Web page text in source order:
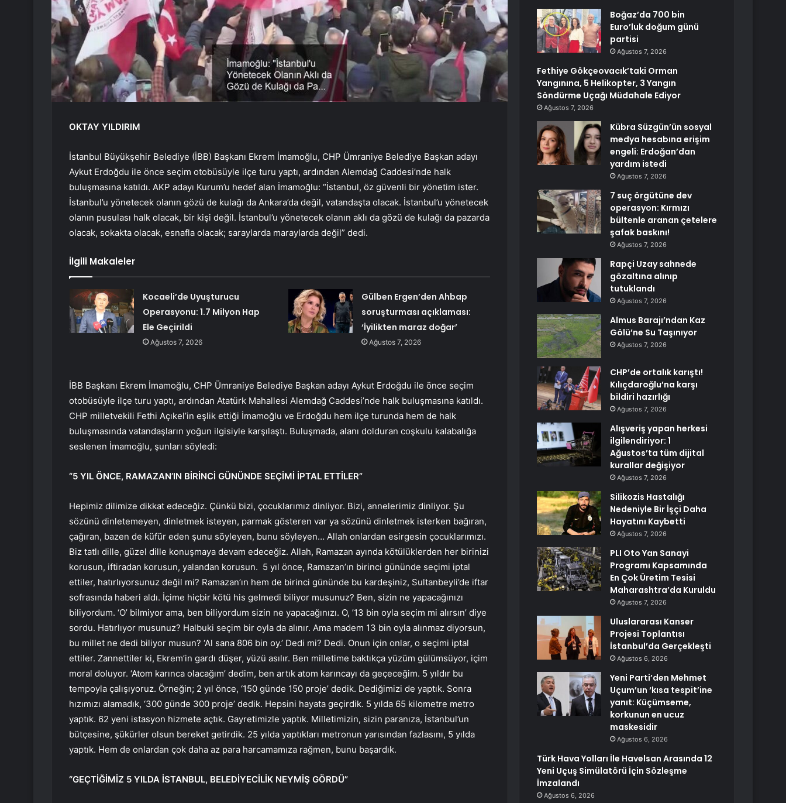
OKTAY YILDIRIM
İstanbul Büyükşehir Belediye (İBB) Başkanı Ekrem İmamoğlu, CHP Ümraniye Belediye Başkan adayı
Aykut Erdoğdu ile önce seçim otobüsüyle ilçe turu yaptı, ardından Alemdağ Caddesi’nde halk
buluşmasına katıldı. AKP adayı Kurum’u hedef alan İmamoğlu: “İstanbul, öz güvenli bir yönetim ister.
İstanbul’u yönetecek olanın gözü de kulağı da Ankara’da değil, vatandaşta olacak. İstanbul’u yönetecek
olanın pusulası halk olacak, bir kişi değil. İstanbul’u yönetecek olanın aklı da gözü de kulağı da pazarda
olacak, sokakta olacak, esnafla olacak; saraylarda maraylarda değil” dedi.
İlgili Makaleler
Kocaeli’de Uyuşturucu
Operasyonu: 1.7 Milyon Hap
Ele Geçirildi
Ağustos 7, 2026
Gülben Ergen’den Ahbap
soruşturması açıklaması:
‘İyilikten maraz doğar’
Ağustos 7, 2026
İBB Başkanı Ekrem İmamoğlu, CHP Ümraniye Belediye Başkan adayı Aykut Erdoğdu ile önce seçim
otobüsüyle ilçe turu yaptı, ardından Atatürk Mahallesi Alemdağ Caddesi’nde halk buluşmasına katıldı.
CHP milletvekili Fethi Açıkel’in eşlik ettiği İmamoğlu ve Erdoğdu hem ilçe turunda hem de halk
buluşmasında vatandaşların yoğun ilgisiyle karşılaştı. Buluşmada, alanı dolduran coşkulu kalabalığa
seslenen İmamoğlu, şunları söyledi:
“5 YIL ÖNCE, RAMAZAN’IN BİRİNCİ GÜNÜNDE SEÇİMİ İPTAL ETTİLER”
Hepimiz dilimize dikkat edeceğiz. Çünkü bizi, çocuklarımız dinliyor. Bizi, annelerimiz dinliyor. Şu
sözünü dinletemeyen, dinletmek isteyen, parmak gösteren var ya sözünü dinletmek isterken bağıran,
çağıran, bazen de küfür eden şunu söyleyen, bunu söyleyen… Allah onlardan esirgesin çocuklarımızı.
Biz tatlı dille, güzel dille konuşmaya devam edeceğiz. Allah, Ramazan ayında kötülüklerden her birinizi
korusun, iftiradan korusun, yalandan korusun. 5 yıl önce, Ramazan’ın birinci gününde seçimi iptal
ettiler, hatırlıyorsunuz değil mi? Ramazan’ın hem de birinci gününde bu kardeşiniz, Sultanbeyli’de iftar
sofrasında haberi aldı. İçime hiçbir kötü his gelmedi biliyor musunuz? Ben, sizin ne yapacağınızı
biliyordum. ‘O’ bilmiyor ama, ben biliyordum sizin ne yapacağınızı. O, ’13 bin oyla seçim mi alırsın’ diye
sordu. Hatırlıyor musunuz? Halbuki seçim bir oyla da alınır. Ama madem 13 bin oyla alınmaz diyorsun,
bu millet ne dedi biliyor musun? ‘Al sana 806 bin oy.’ Dedi mi? Dedi. Onun için onlar, o seçimi iptal
ettiler. Zannettiler ki, Ekrem’in gardı düşer, yüzü asılır. Ben milletime baktıkça yüzüm gülümsüyor, içim
moral doluyor. ‘Atom karınca olacağım’ dedim, ben artık atom karıncayı da geçeceğim. 5 yıldır bu
tempoyla çalışıyoruz. Örneğin; 2 yıl önce, ‘150 günde 150 proje’ dedik. Dediğimizi de yaptık. Sonra
hızımızı alamadık, ‘300 günde 300 proje’ dedik. Hepsini hayata geçirdik. 5 yılda 65 kilometre metro
yaptık. 62 yeni istasyon hizmete açtık. Gayretimizle yaptık. Milletimizin, sizin paranıza, İstanbul’un
bütçesine, şükürler olsun bereket getirdik. 25 yılda yaptıkları metronun yarısından fazlasını, 5 yılda
yaptık. Hem de onlardan çok daha az para harcamamıza rağmen, bunu başardık.
“GEÇTİĞİMİZ 5 YILDA İSTANBUL, BELEDİYECİLİK NEYMİŞ GÖRDÜ”
Boğaz’da 700 bin
Euro’luk doğum günü
partisi
Ağustos 7, 2026
Fethiye Gökçeovacık’taki Orman
Yangınına, 5 Helikopter, 3 Yangın
Söndürme Uçağı Müdahale Ediyor
Ağustos 7, 2026
Kübra Süzgün’ün sosyal
medya hesabına erişim
engeli: Erdoğan’dan
yardım istedi
Ağustos 7, 2026
7 suç örgütüne dev
operasyon: Kırmızı
bültenle aranan çetelere
şafak baskını!
Ağustos 7, 2026
Rapçi Uzay sahnede
gözaltına alınıp
tutuklandı
Ağustos 7, 2026
Almus Barajı’ndan Kaz
Gölü’ne Su Taşınıyor
Ağustos 7, 2026
CHP’de ortalık karıştı!
Kılıçdaroğlu’na karşı
bildiri hazırlığı
Ağustos 7, 2026
Alışveriş yapan herkesi
ilgilendiriyor: 1
Ağustos’ta tüm dijital
kurallar değişiyor
Ağustos 7, 2026
Silikozis Hastalığı
Nedeniyle Bir İşçi Daha
Hayatını Kaybetti
Ağustos 7, 2026
PLI Oto Yan Sanayi
Programı Kapsamında
En Çok Üretim Tesisi
Maharashtra’da Kuruldu
Ağustos 7, 2026
Uluslararası Kanser
Projesi Toplantısı
İstanbul’da Gerçekleşti
Ağustos 6, 2026
Yeni Parti’den Mehmet
Uçum’un ‘kısa tespit’ine
yanıt: Küçümseme,
korkunun en ucuz
maskesidir
Ağustos 6, 2026
Türk Hava Yolları İle Havelsan Arasında 12
Yeni Uçuş Simülatörü İçin Sözleşme
İmzalandı
Ağustos 6, 2026